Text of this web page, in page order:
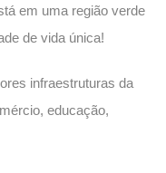
em uma região verde
de vida única!
infraestruturas da
educação,